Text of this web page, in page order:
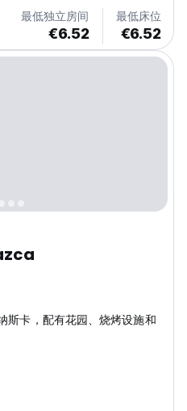
最低独立房间
€6.52
最低床位
€6.52
卡，配有花园、烧烤设施和